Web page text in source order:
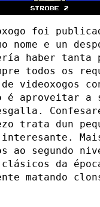
foi
nome e un
haber tanta
todos os
videoxogos
aproveitar a
trata dun
ao segundo
da
matando